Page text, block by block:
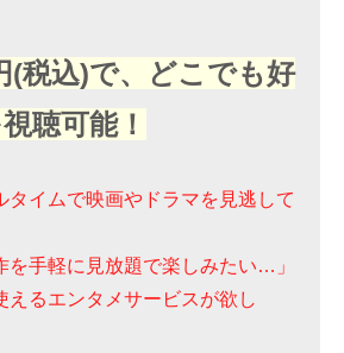
(税込)で、どこでも好
聴可能！
タイムで映画やドラマを見逃して
を手軽に見放題で楽しみたい…」
えるエンタメサービスが欲し